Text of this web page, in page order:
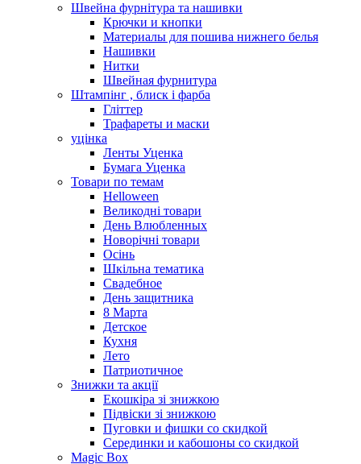
Швейна фурнітура та нашивки
Крючки и кнопки
Материалы для пошива нижнего белья
Нашивки
Нитки
Швейная фурнитура
Штампінг , блиск і фарба
Гліттер
Трафареты и маски
уцінка
Ленты Уценка
Бумага Уценка
Товари по темам
Helloween
Великодні товари
День Влюбленных
Новорічні товари
Осінь
Шкільна тематика
Свадебное
День защитника
8 Марта
Детское
Кухня
Лето
Патриотичное
Знижки та акції
Екошкіра зі знижкою
Підвіски зі знижкою
Пуговки и фишки со скидкой
Серединки и кабошоны со скидкой
Magic Box